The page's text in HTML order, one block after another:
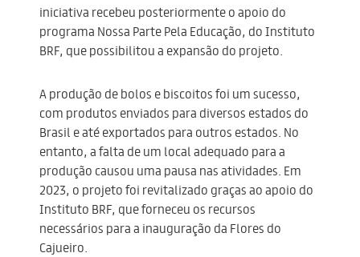
iniciativa recebeu posteriormente o apoio do
programa Nossa Parte Pela Educação, do Instituto
BRF, que possibilitou a expansão do projeto.
A produção de bolos e biscoitos foi um sucesso,
com produtos enviados para diversos estados do
Brasil e até exportados para outros estados. No
entanto, a falta de um local adequado para a
produção causou uma pausa nas atividades. Em
2023, o projeto foi revitalizado graças ao apoio do
Instituto BRF, que forneceu os recursos
necessários para a inauguração da Flores do
Cajueiro.